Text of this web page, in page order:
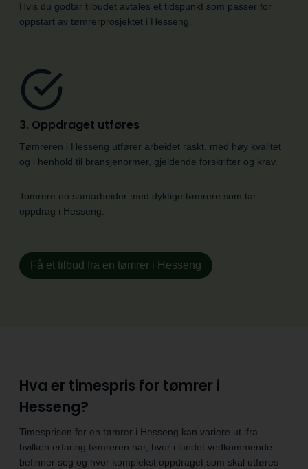
Hvis du godtar tilbudet avtales et tidspunkt som passer for
oppstart av tømrerprosjektet i Hesseng.
3. Oppdraget utføres
Tømreren i Hesseng utfører arbeidet raskt, med høy kvalitet
og i henhold til bransje­normer, gjeldende forskrifter og krav.
Tomrere.no samarbeider med dyktige tømrere som tar
oppdrag i Hesseng.
Få et tilbud fra en tømrer i Hesseng
Hva er timespris for tømrer i
Hesseng?
Timesprisen for en tømrer i Hesseng kan variere ut ifra
hvilken erfaring tømreren har, hvor i landet vedkommende
befinner seg og hvor komplekst oppdraget som skal utføres